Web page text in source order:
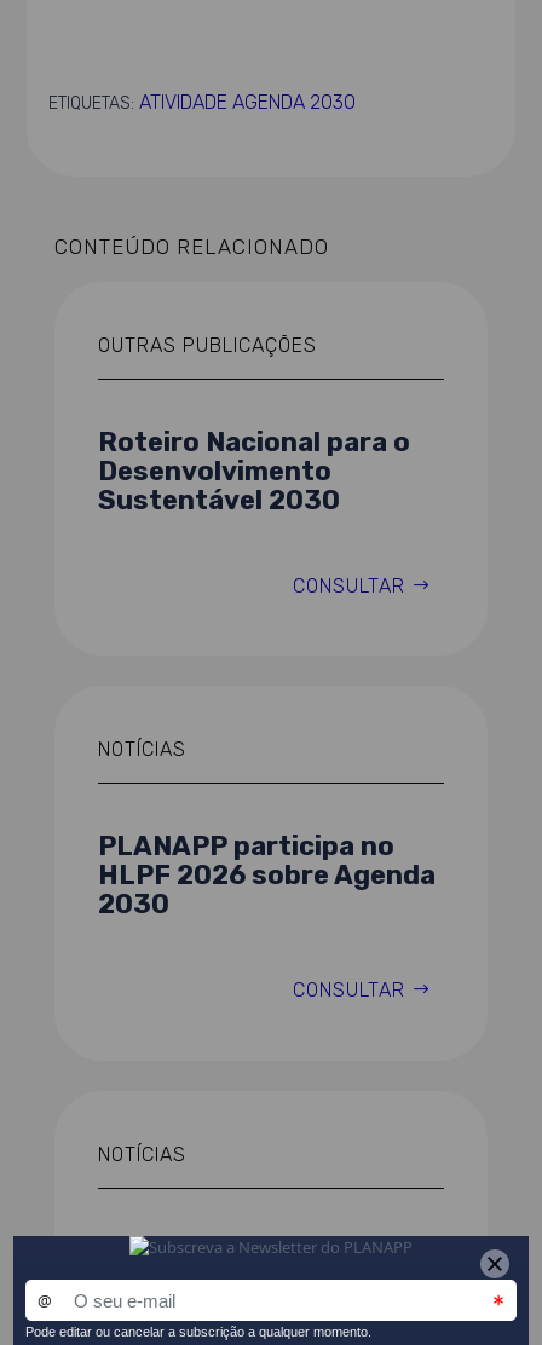
ETIQUETAS:ATIVIDADE AGENDA 2030
CONTEÚDO RELACIONADO
OUTRAS PUBLICAÇÕES
Roteiro Nacional para o
Desenvolvimento
Sustentável 2030
CONSULTAR
NOTÍCIAS
PLANAPP participa no
HLPF 2026 sobre Agenda
2030
CONSULTAR
NOTÍCIAS
Roteiro Nacional para o
Desenvolvimento
Sustentável 2030
publicado